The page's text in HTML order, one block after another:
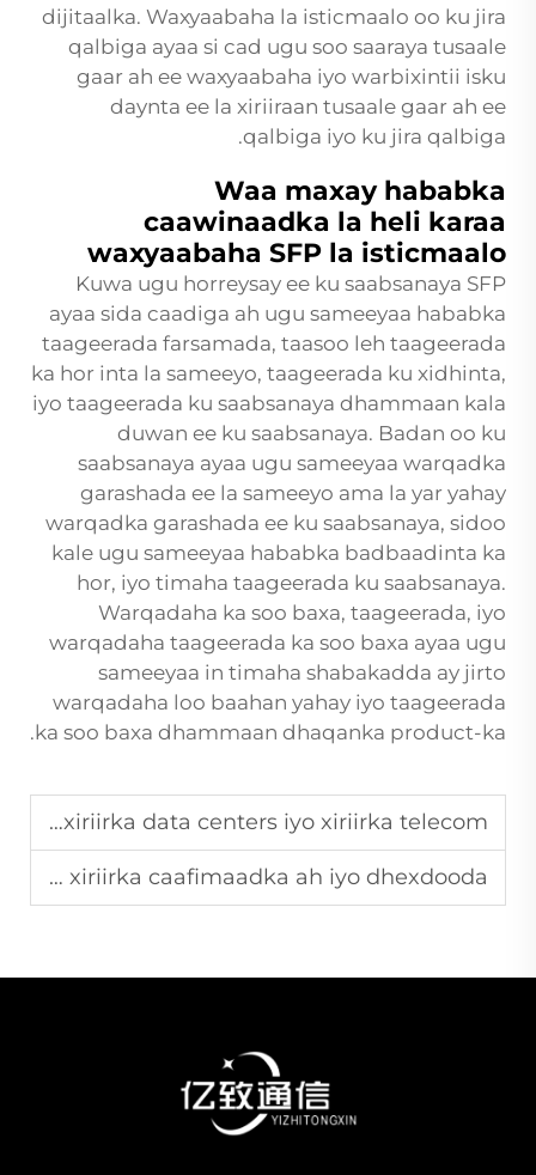
dijitaalka. Waxyaabaha la isticmaalo oo ku jira
qalbiga ayaa si cad ugu soo saaraya tusaale
gaar ah ee waxyaabaha iyo warbixintii isku
daynta ee la xiriiraan tusaale gaar ah ee
qalbiga iyo ku jira qalbiga.
Waa maxay hababka
caawinaadka la heli karaa
waxyaabaha SFP la isticmaalo
Kuwa ugu horreysay ee ku saabsanaya SFP
ayaa sida caadiga ah ugu sameeyaa hababka
taageerada farsamada, taasoo leh taageerada
ka hor inta la sameeyo, taageerada ku xidhinta,
iyo taageerada ku saabsanaya dhammaan kala
duwan ee ku saabsanaya. Badan oo ku
saabsanaya ayaa ugu sameeyaa warqadka
garashada ee la sameeyo ama la yar yahay
warqadka garashada ee ku saabsanaya, sidoo
kale ugu sameeyaa hababka badbaadinta ka
hor, iyo timaha taageerada ku saabsanaya.
Warqadaha ka soo baxa, taageerada, iyo
warqadaha taageerada ka soo baxa ayaa ugu
sameeyaa in timaha shabakadda ay jirto
warqadaha loo baahan yahay iyo taageerada
ka soo baxa dhammaan dhaqanka product-ka.
Sidaad SFP Modules ku caawin kartaan inay ku guulaysato xiriirka data centers iyo xiriirka telecom?
Waa maxay sababta ugu muhiimsan ee SFP modules oo leh jeer ka badan oo la isticmaalo si loo dhisayo xiriirka caafimaadka ah iyo dhexdooda?